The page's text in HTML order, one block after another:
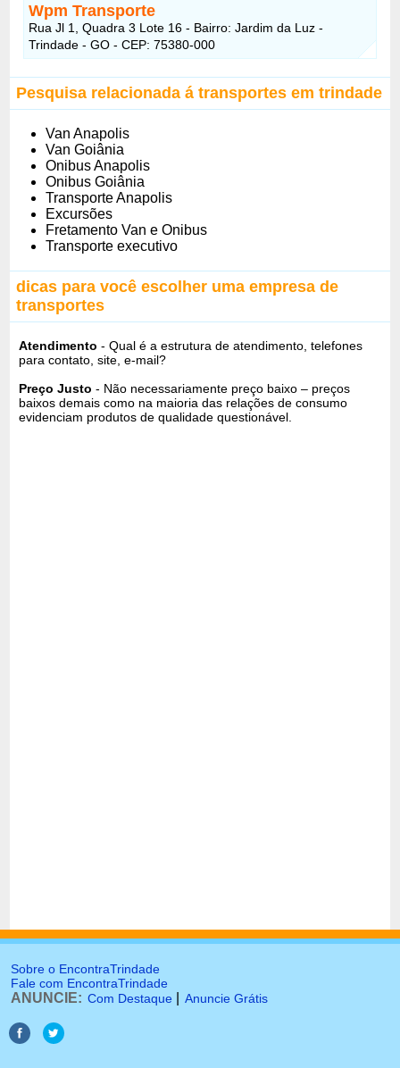
Wpm Transporte
Rua Jl 1, Quadra 3 Lote 16 - Bairro: Jardim da Luz -
Trindade - GO - CEP: 75380-000
Pesquisa relacionada á transportes em trindade
Van Anapolis
Van Goiânia
Onibus Anapolis
Onibus Goiânia
Transporte Anapolis
Excursões
Fretamento Van e Onibus
Transporte executivo
dicas para você escolher uma empresa de
transportes
Atendimento - Qual é a estrutura de atendimento, telefones
para contato, site, e-mail?
Preço Justo - Não necessariamente preço baixo – preços
baixos demais como na maioria das relações de consumo
evidenciam produtos de qualidade questionável.
Sobre o EncontraTrindade
Fale com EncontraTrindade
ANUNCIE: Com Destaque Anuncie Grátis